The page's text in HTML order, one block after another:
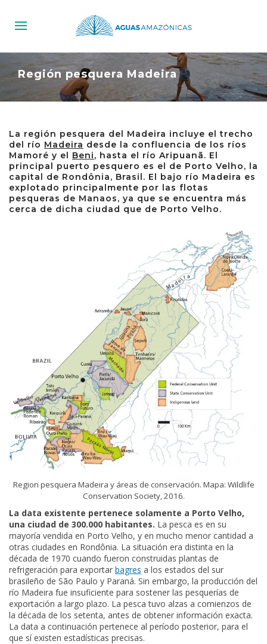
Región pesquera Madeira
La región pesquera del Madeira incluye el trecho
del río Madeira desde la confluencia de los ríos
Mamoré y el Beni, hasta el río Aripuanã. El
principal puerto pesquero es el de Porto Velho, la
capital de Rondônia, Brasil. El bajo río Madeira es
explotado principalmente por las flotas
pesqueras de Manaos, ya que se encuentra más
cerca de dicha ciudad que de Porto Velho.
Region pesquera Madeira y áreas de conservación. Mapa: Wildlife
Conservation Society, 2016.
La data existente pertenece solamente a Porto Velho,
una ciudad de 300.000 habitantes. La pesca es en su
mayoría vendida en Porto Velho, y en mucho menor cantidad a
otras ciudades en Rondônia. La situación era distinta en la
década de 1970 cuando fueron construidas plantas de
refrigeración para exportar bagres a los estados del sur
brasileño de São Paulo y Paraná. Sin embargo, la producción del
río Madeira fue insuficiente para sostener las pesquerías de
exportación a largo plazo. La pesca tuvo alzas a comienzos de
la década de los setenta, antes de obtener información exacta.
La data a continuación pertenece al período posterior, para el
que sí existen estadísticas precisas.